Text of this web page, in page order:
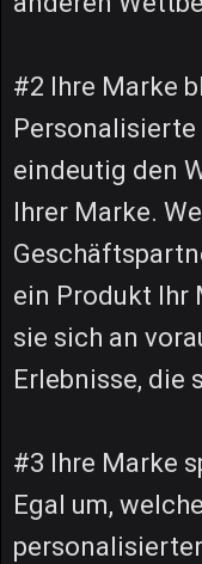
#2 Ihre Marke
eindeutig den
Ihrer Marke.
ein Produkt Ihr
sie sich an
Erlebnisse, die
#3 Ihre Marke
Egal um,